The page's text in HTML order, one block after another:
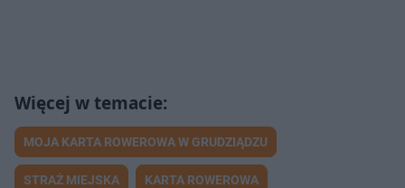
MOJA KARTA ROWEROWA W GRUDZIĄDZU
STRAŻ MIEJSKA KARTA ROWEROWA